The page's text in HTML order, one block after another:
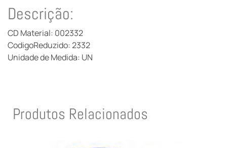
Descrição:
CD Material: 002332
CodigoReduzido: 2332
Unidade de Medida: UN
Produtos Relacionados